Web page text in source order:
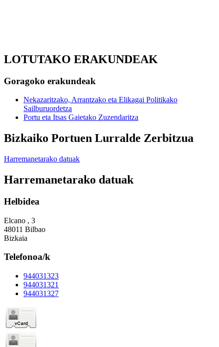
LOTUTAKO ERAKUNDEAK
Goragoko erakundeak
Nekazaritzako, Arrantzako eta Elikagai Politikako
Sailburuordetza
Portu eta Itsas Gaietako Zuzendaritza
Bizkaiko Portuen Lurralde Zerbitzua
Harremanetarako datuak
Harremanetarako datuak
Helbidea
Elcano , 3
48011 Bilbao
Bizkaia
Telefonoa/k
944031323
944031321
944031327